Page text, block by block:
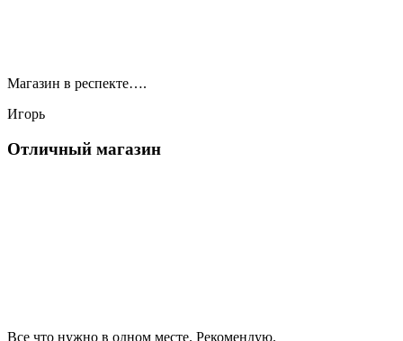
Магазин в респекте….
Игорь
Отличный магазин
Все что нужно в одном месте. Рекомендую.